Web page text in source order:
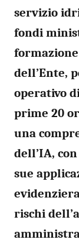
servizio
fondi
dell’Ente,
operativo
prime 20
una
dell’IA,
sue
rischi